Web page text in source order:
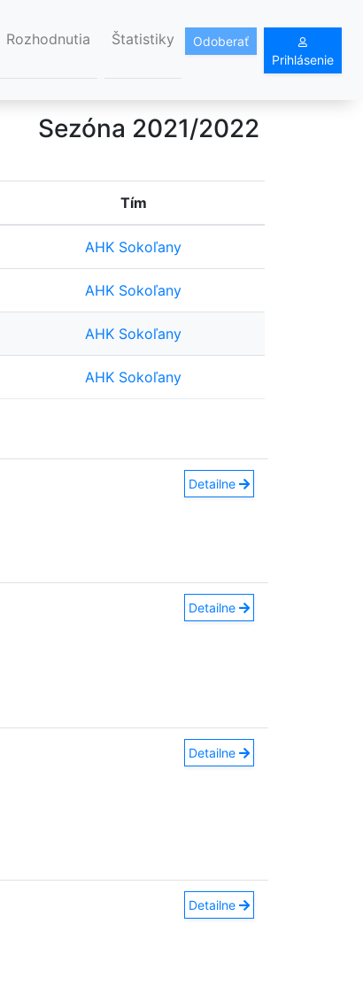
Rozhodnutia Štatistiky
Odoberať
Prihlásenie
Sezóna 2021/2022
Tím
AHK Sokoľany
AHK Sokoľany
AHK Sokoľany
AHK Sokoľany
Detailne
Detailne
Detailne
Detailne